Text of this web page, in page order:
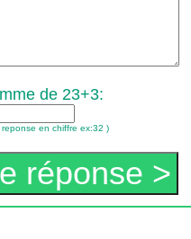
de 23+3:
en chiffre ex:32 )